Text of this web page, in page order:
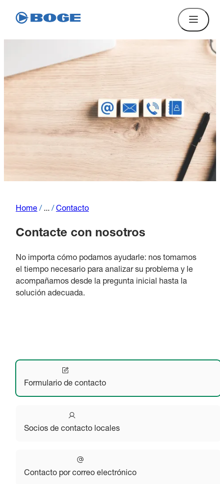
Home / ... / Contacto
Contacte con nosotros
No importa cómo podamos ayudarle: nos tomamos
el tiempo necesario para analizar su problema y le
acompañamos desde la pregunta inicial hasta la
solución adecuada.
Formulario de contacto
Socios de contacto locales
Contacto por correo electrónico